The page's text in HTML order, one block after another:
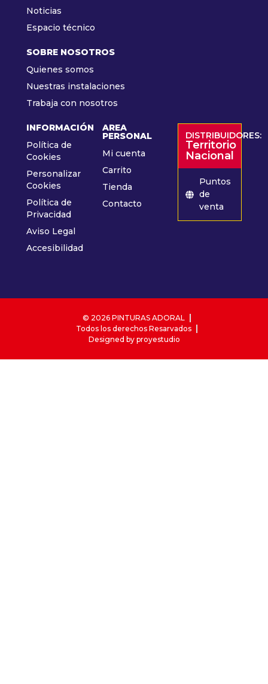
Noticias
Espacio técnico
SOBRE NOSOTROS
Quienes somos
Nuestras instalaciones
Trabaja con nosotros
INFORMACIÓN
Política de
Cookies
Personalizar
Cookies
Política de
Privacidad
Aviso Legal
Accesibilidad
AREA
PERSONAL
Mi cuenta
Carrito
Tienda
Contacto
DISTRIBUIDORES:
Territorio
Nacional
Puntos
de
venta
© 2026 PINTURAS ADORAL
Todos los derechos Resarvados
Designed by proyestudio